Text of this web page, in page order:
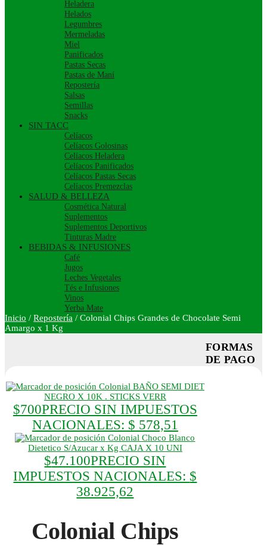
Heladera
Helados
Legumbres
Mermeladas
Miel
Panificados
Pastas Secas
Pastas de Maní
Repostería
Salsas
Semillas
Snacks
SIN TACC
Celíacos
Celíacos Golosinas
Celíacos Heladera
Celíacos Panificados
Celíacos Pastas Secas
Celíacos Premezclas
SALUD & BELLEZA
Cosmética Natural
Suplementos
Suplementos Deportivos
Tinturas Madre
BEBIDAS & INFUSIONES
Café
Jugos
Leches Vegetales
Tés e Infusiones
Vinos
Yerba Mate
Inicio / Repostería / Colonial Chips Grandes de Chocolate Semi
Amargo x 1 Kg
Colonial BAÑO SEMI DIET
NEGRO X 10K . STICKS VERR
$700PRECIO SIN IMPUESTOS
NACIONALES: $ 578,51
Colonial Choco Blanco
Dietetico S/Azucar x Kg CAJA X 10 UNI
$47.100PRECIO SIN
IMPUESTOS NACIONALES: $
38.925,62
Colonial Chips
FORMAS
DE PAGO